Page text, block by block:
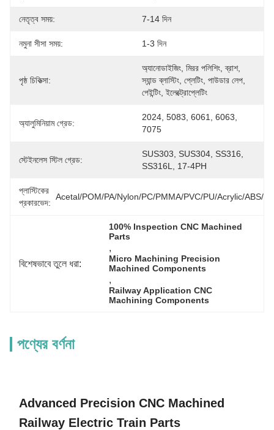
নেতৃত্ব সময়: 7-14 দিন
নমুনা সীসা সময়: 1-3 দিন
পৃষ্ঠ চিকিত্সা:
অ্যানোডাইজিং, মিরর পলিশিং, ব্রাশ,
স্যান্ড ব্লাস্টিং, প্লেটিং, পাউডার লেপ,
পেইন্টিং, ইলেক্ট্রোপ্লেটিং
অ্যালুমিনিয়াম গ্রেড:
2024, 5083, 6061, 6063,
7075
স্টেইনলেস স্টিল গ্রেড:
SUS303, SUS304, SS316,
SS316L, 17-4PH
প্লাস্টিকের
প্রকারভেদ:
Acetal/POM/PA/Nylon/PC/PMMA/PVC/PU/Acrylic/ABS/
বিশেষভাবে তুলে ধরা:
100% Inspection CNC Machined
Parts
,
Micro Machining Precision
Machined Components
,
Railway Application CNC
Machining Components
পণ্যের বর্ণনা
Advanced Precision CNC Machined
Railway Electric Train Parts